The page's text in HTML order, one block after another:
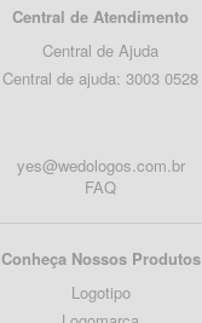
Central de Atendimento
Central de Ajuda
Central de ajuda: 3003 0528
yes@wedologos.com.br
FAQ
Conheça Nossos Produtos
Logotipo